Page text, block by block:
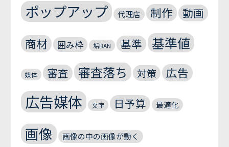
ポップアップ 代理店 制作 動画
商材 囲み枠 垢BAN 基準 基準値
媒体 審査 審査落ち 対策 広告
広告媒体 文字 日予算 最適化
画像 画像の中の画像が動く